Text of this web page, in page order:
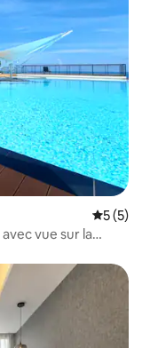
5 (5)
vue sur la